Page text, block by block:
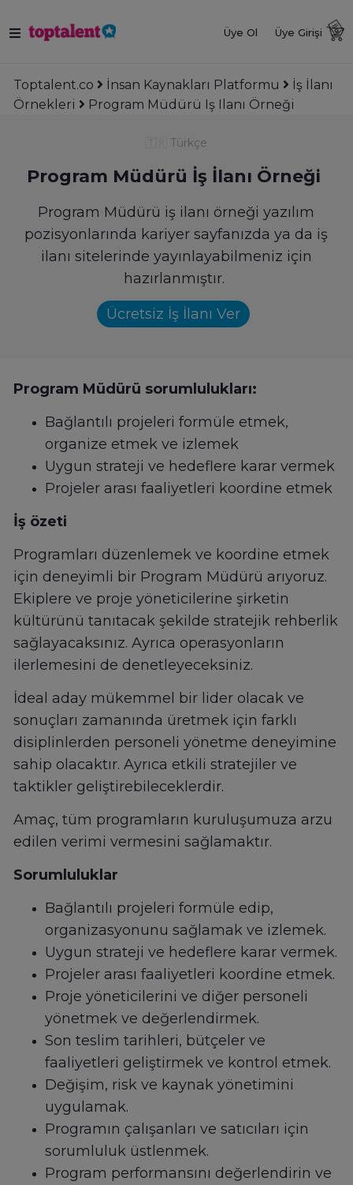
Üye Ol Üye Girişi
Toptalent.co İnsan Kaynakları Platformu
İş İlanı
Örnekleri
Program Müdürü Iş Ilanı Örneği
Türkçe
Program Müdürü İş İlanı Örneği
Program Müdürü iş ilanı örneği yazılım
pozisyonlarında kariyer sayfanızda ya da iş
ilanı sitelerinde yayınlayabilmeniz için
hazırlanmıştır.
Ücretsiz İş İlanı Ver
Program Müdürü sorumlulukları:
Bağlantılı projeleri formüle etmek,
organize etmek ve izlemek
Uygun strateji ve hedeflere karar vermek
Projeler arası faaliyetleri koordine etmek
İş özeti
Programları düzenlemek ve koordine etmek
için deneyimli bir Program Müdürü arıyoruz.
Ekiplere ve proje yöneticilerine şirketin
kültürünü tanıtacak şekilde stratejik rehberlik
sağlayacaksınız. Ayrıca operasyonların
ilerlemesini de denetleyeceksiniz.
İdeal aday mükemmel bir lider olacak ve
sonuçları zamanında üretmek için farklı
disiplinlerden personeli yönetme deneyimine
sahip olacaktır. Ayrıca etkili stratejiler ve
taktikler geliştirebileceklerdir.
Amaç, tüm programların kuruluşumuza arzu
edilen verimi vermesini sağlamaktır.
Sorumluluklar
Bağlantılı projeleri formüle edip,
organizasyonunu sağlamak ve izlemek.
Uygun strateji ve hedeflere karar vermek.
Projeler arası faaliyetleri koordine etmek.
Proje yöneticilerini ve diğer personeli
yönetmek ve değerlendirmek.
Son teslim tarihleri, bütçeler ve
faaliyetleri geliştirmek ve kontrol etmek.
Değişim, risk ve kaynak yönetimini
uygulamak.
Programın çalışanları ve satıcıları için
sorumluluk üstlenmek.
Program performansını değerlendirin ve